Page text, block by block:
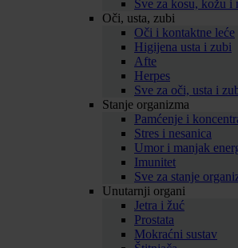
Sve za kosu, kožu i
Oči, usta, zubi
Oči i kontaktne leće
Higijena usta i zubi
Afte
Herpes
Sve za oči, usta i
Stanje organizma
Pamćenje i
Stres i nesanica
Umor i manjak
Imunitet
Sve za stanje
Unutarnji organi
Jetra i žuć
Prostata
Mokraćni sustav